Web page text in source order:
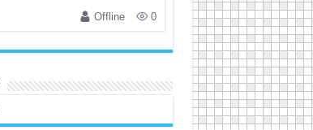
Offline
0